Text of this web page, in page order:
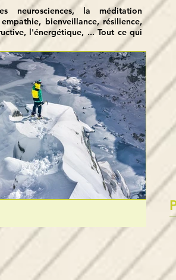
neurosciences, la méditation
bienveillance, résilience,
l'énergétique, ... Tout ce qui